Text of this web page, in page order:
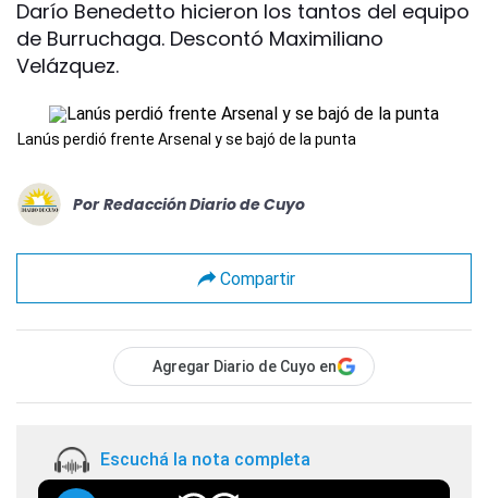
Darío Benedetto hicieron los tantos del equipo
de Burruchaga. Descontó Maximiliano
Velázquez.
Lanús perdió frente Arsenal y se bajó de la punta
Por Redacción Diario de Cuyo
Compartir
Agregar Diario de Cuyo en
Escuchá la nota completa